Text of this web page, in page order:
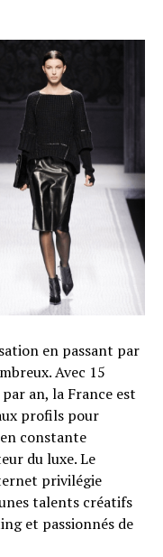
en passant par
Avec 15
an, la France est
profils pour
constante
du luxe. Le
privilégie
talents créatifs
et passionnés de